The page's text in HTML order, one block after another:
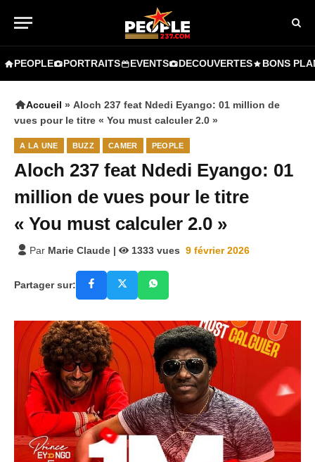
PEOPLE PORTRAITS EVENTS DECOUVERTES BONS
Accueil » Aloch 237 feat Ndedi Eyango: 01 million de
vues pour le titre « You must calculer 2.0 »
A LA UNE BUZZ CAMER PEOPLE
Aloch 237 feat Ndedi Eyango: 01
million de vues pour le titre
« You must calculer 2.0 »
Par Marie Claude | 1333 vues 9 février 2026
Partager sur: